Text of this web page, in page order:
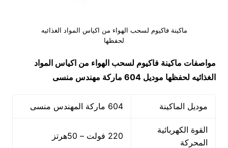
ماكينة فاكيوم لسحب الهواء من اكياس المواد الغذائيه
لحفظها
مواصفات ماكينة فاكيوم لسحب الهواء من اكياس المواد
الغذائيه لحفظها موديل 604 ماركة مهندس منسى
موديل الماكينة 604 ماركة المهندس منسى
القوة الكهربائية
المحركة
220 فولت – 50هرتز